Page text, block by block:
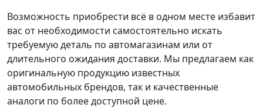
Возможность приобрести всё в одном месте избавит
вас от необходимости самостоятельно искать
требуемую деталь по автомагазинам или от
длительного ожидания доставки. Мы предлагаем как
оригинальную продукцию известных
автомобильных брендов, так и качественные
аналоги по более доступной цене.